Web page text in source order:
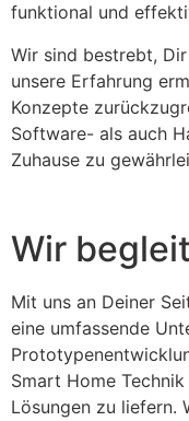
funktional und
Wir sind bestrebt,
unsere Erfahrung
Konzepte
Software- als auch
Zuhause zu
Wir
Mit uns an Deiner
eine umfassende
Smart Home
Lösungen zu liefern.